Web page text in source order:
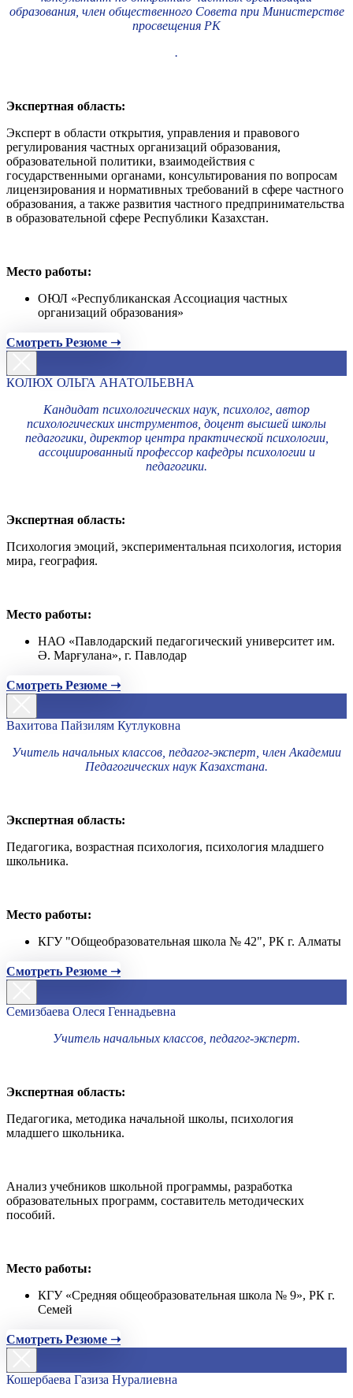
образования, член общественного Совета при Министерстве
просвещения РК
.
Экспертная область:
Эксперт в области открытия, управления и правового
регулирования частных организаций образования,
образовательной политики, взаимодействия с
государственными органами, консультирования по вопросам
лицензирования и нормативных требований в сфере частного
образования, а также развития частного предпринимательства
в образовательной сфере Республики Казахстан.
Место работы:
ОЮЛ «Республиканская Ассоциация частных
организаций образования»
Смотреть Резюме ➝
КОЛЮХ ОЛЬГА АНАТОЛЬЕВНА
Кандидат психологических наук, психолог, автор
психологических инструментов, доцент высшей школы
педагогики, директор центра практической психологии,
ассоциированный профессор кафедры психологии и
педагогики.
Экспертная область:
Психология эмоций, экспериментальная психология, история
мира, география.
Место работы:
НАО «Павлодарский педагогический университет им.
Ә. Марғулана», г. Павлодар
Смотреть Резюме ➝
Вахитова Пайзилям Кутлуковна
Учитель начальных классов, педагог-эксперт, член Академии
Педагогических наук Казахстана.
Экспертная область:
Педагогика, возрастная психология, психология младшего
школьника.
Место работы:
КГУ "Общеобразовательная школа № 42", РК г. Алматы
Смотреть Резюме ➝
Семизбаева Олеся Геннадьевна
Учитель начальных классов, педагог-эксперт.
Экспертная область:
Педагогика, методика начальной школы, психология
младшего школьника.
Анализ учебников школьной программы, разработка
образовательных программ, составитель методических
пособий.
Место работы:
КГУ «Средняя общеобразовательная школа № 9», РК г.
Семей
Смотреть Резюме ➝
Кошербаева Газиза Нуралиевна